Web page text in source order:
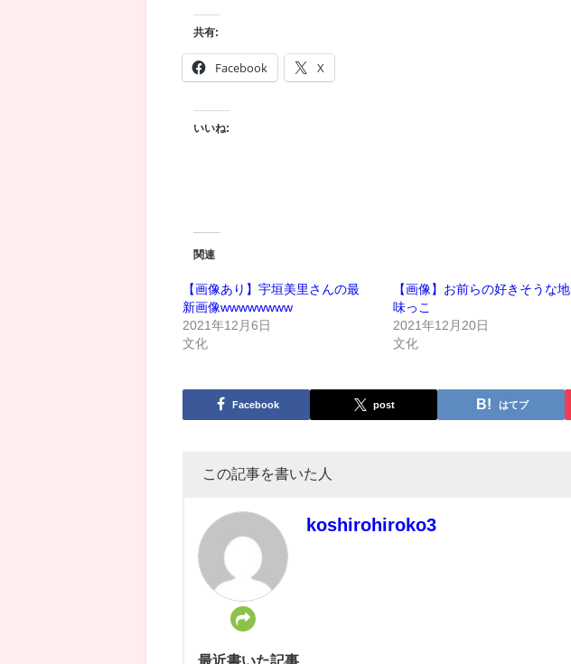
共有:
Facebook X
いいね:
関連
【画像あり】宇垣美里さんの最
新画像wwwwwwww
2021年12月6日
文化
【画像】お前らの好きそうな地
味っこ
2021年12月20日
文化
Facebook post はてブ
この記事を書いた人
koshirohiroko3
最近書いた記事